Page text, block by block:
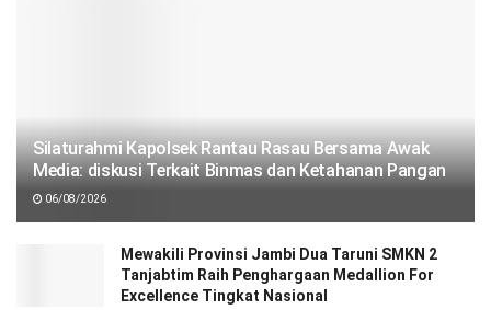
Silaturahmi Kapolsek Rantau Rasau Bersama Awak
Media: diskusi Terkait Binmas dan Ketahanan Pangan
06/08/2026
Mewakili Provinsi Jambi Dua Taruni SMKN 2
Tanjabtim Raih Penghargaan Medallion For
Excellence Tingkat Nasional